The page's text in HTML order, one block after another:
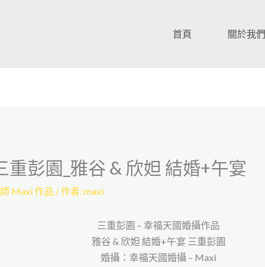
首頁 關於我們
重彭園_雅谷 & 欣妲 結婚+午宴
Maxi 作品 / 作者: maxi
三重彭園 – 幸福天國婚攝作品
雅谷 & 欣妲 結婚+午宴 三重彭園
婚攝：幸福天國婚攝 – Maxi